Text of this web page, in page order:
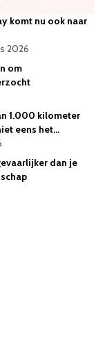
komt nu ook naar
2026
om
1.000 kilometer
eens het
dan je